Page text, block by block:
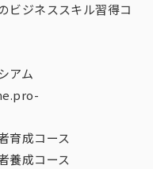
ジネススキル習得コ
アム
成コース
コース